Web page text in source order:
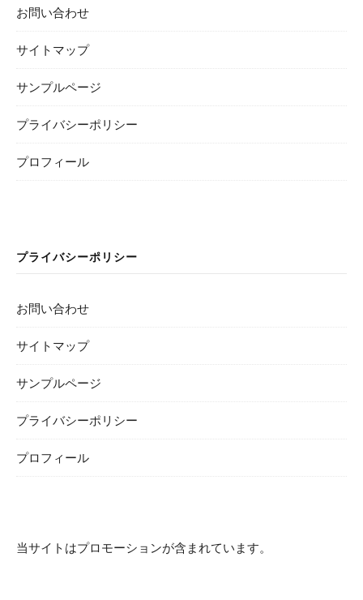
お問い合わせ
サイトマップ
サンプルページ
プライバシーポリシー
プロフィール
プライバシーポリシー
お問い合わせ
サイトマップ
サンプルページ
プライバシーポリシー
プロフィール
当サイトはプロモーションが含まれています。